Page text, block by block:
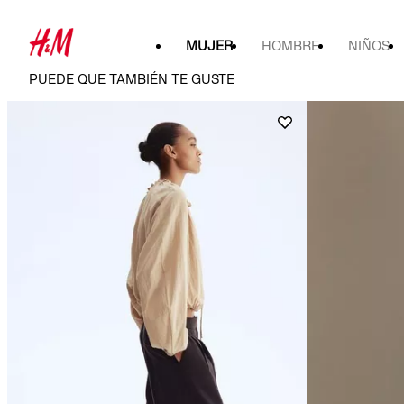
MUJER HOMBRE NIÑOS
PUEDE QUE TAMBIÉN TE GUSTE